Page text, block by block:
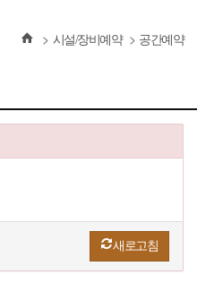
시설/장비예약 공간예약
새로고침